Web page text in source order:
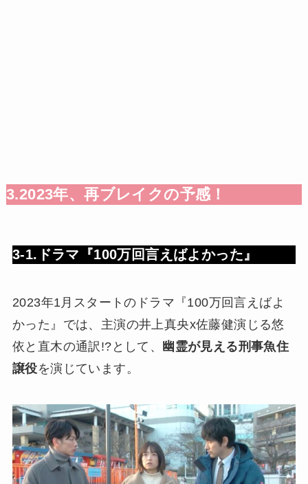
3.2023年、再ブレイクの予感！
3-1.ドラマ『100万回言えばよかった』
2023年1月スタートのドラマ『100万回言えばよ
かった』では、主演の井上真央x佐藤健演じる悠
依と直木の通訳!?として、 幽霊が見える刑事魚住
譲役を演じています。